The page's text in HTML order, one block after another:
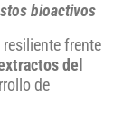
bioactivos
frente
del
de